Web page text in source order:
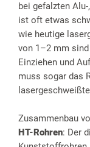
bei gefalzten
ist oft etwas
wie heutige
von 1–2 mm
Einziehen und
muss sogar das
Zusammenbau
HT-Rohren: Der